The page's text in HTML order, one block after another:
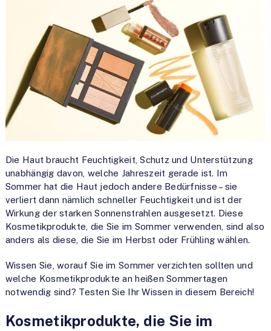
Die Haut braucht Feuchtigkeit, Schutz und Unterstützung
unabhängig davon, welche Jahreszeit gerade ist. Im
Sommer hat die Haut jedoch andere Bedürfnisse – sie
verliert dann nämlich schneller Feuchtigkeit und ist der
Wirkung der starken Sonnenstrahlen ausgesetzt. Diese
Kosmetikprodukte, die Sie im Sommer verwenden, sind also
anders als diese, die Sie im Herbst oder Frühling wählen.
Wissen Sie, worauf Sie im Sommer verzichten sollten und
welche Kosmetikprodukte an heißen Sommertagen
notwendig sind? Testen Sie Ihr Wissen in diesem Bereich!
Kosmetikprodukte, die Sie im